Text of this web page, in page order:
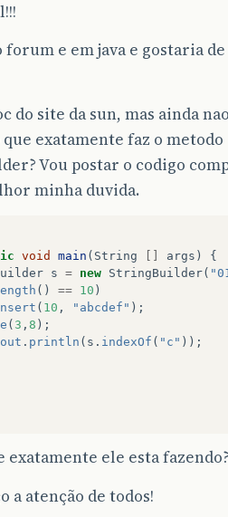
forum e em java e gostaria
do site da sun, mas ainda
exatamente faz o
Vou postar o codigo
minha duvida.
void main ( String args )
{
s = new StringBuilder(
() == 10 )
( 10 , "abcdef" );
( 3 , 8 );
out . println ( s . indexOf ( "c" ));
exatamente ele esta
a atenção de todos!